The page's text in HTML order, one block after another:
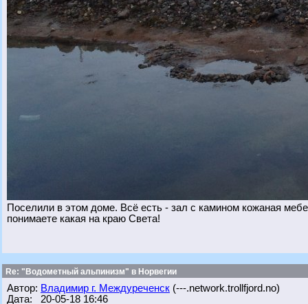
Поселили в этом доме. Всё есть - зал с камином кожаная
понимаете какая на краю Света!
Re: "Водометный альпинизм" в Норвегии
Автор: Владимир г. Междуреченск (---.network.trollfjord.no)
Дата: 20-05-18 16:46